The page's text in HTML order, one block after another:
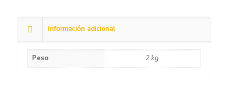
Información adicional
Peso 2 kg